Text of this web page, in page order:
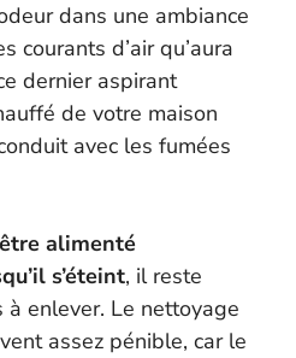
dans une ambiance
courants d’air qu’aura
dernier aspirant
de votre maison
avec les fumées
alimenté
s’éteint, il reste
à enlever. Le nettoyage
assez pénible, car le